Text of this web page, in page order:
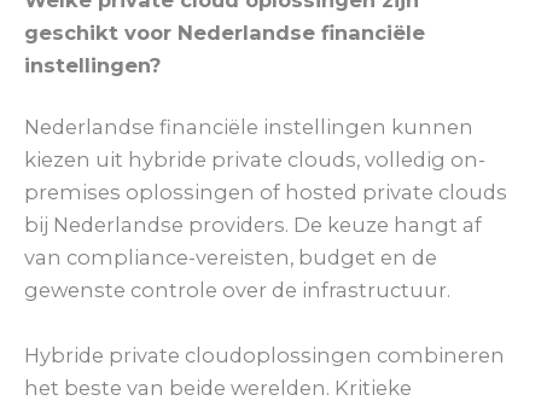
geschikt voor Nederlandse financiële
instellingen?
Nederlandse financiële instellingen kunnen
kiezen uit hybride private clouds, volledig on-
premises oplossingen of hosted private clouds
bij Nederlandse providers. De keuze hangt af
van compliance-vereisten, budget en de
gewenste controle over de infrastructuur.
Hybride private cloudoplossingen combineren
het beste van beide werelden. Kritieke